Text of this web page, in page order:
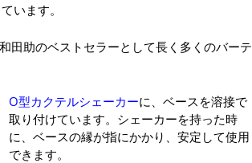
います。
田助のベストセラーとして長く多くのバーテ
O型カクテルシェーカーに、ベースを溶接で
取り付けています。シェーカーを持った時
に、ベースの縁が指にかかり、安定して使用
できます。